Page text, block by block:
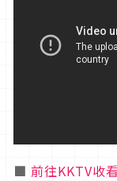
■ 前往KKTV收看